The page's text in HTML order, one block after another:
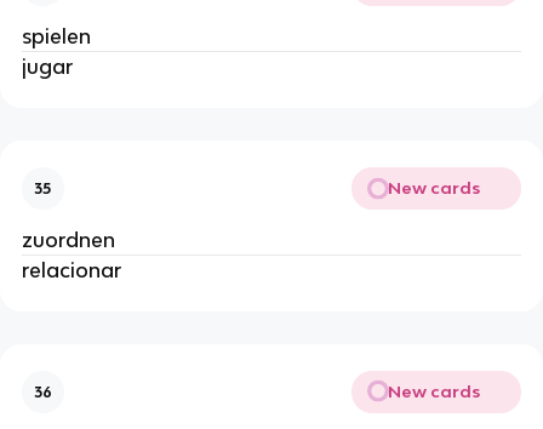
spielen
jugar
35 New cards
zuordnen
relacionar
36 New cards